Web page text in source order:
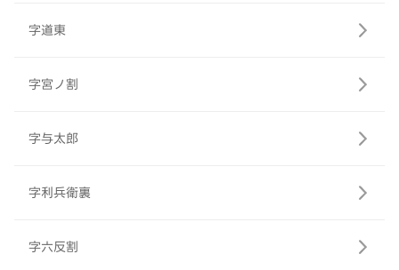
字道東
字宮ノ割
字与太郎
字利兵衛裏
字六反割